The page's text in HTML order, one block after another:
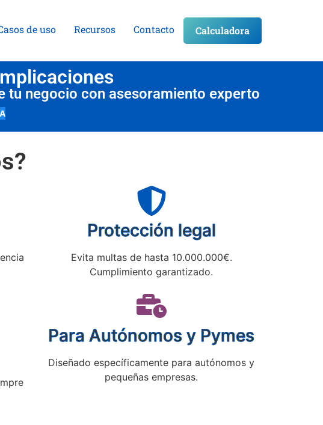
de uso Recursos Contacto Calculadora
tu negocio con asesoramiento experto
Protección legal
Evita multas de hasta 10.000.000€.
Cumplimiento garantizado.
Para Autónomos y Pymes
Diseñado específicamente para autónomos y
pequeñas empresas.